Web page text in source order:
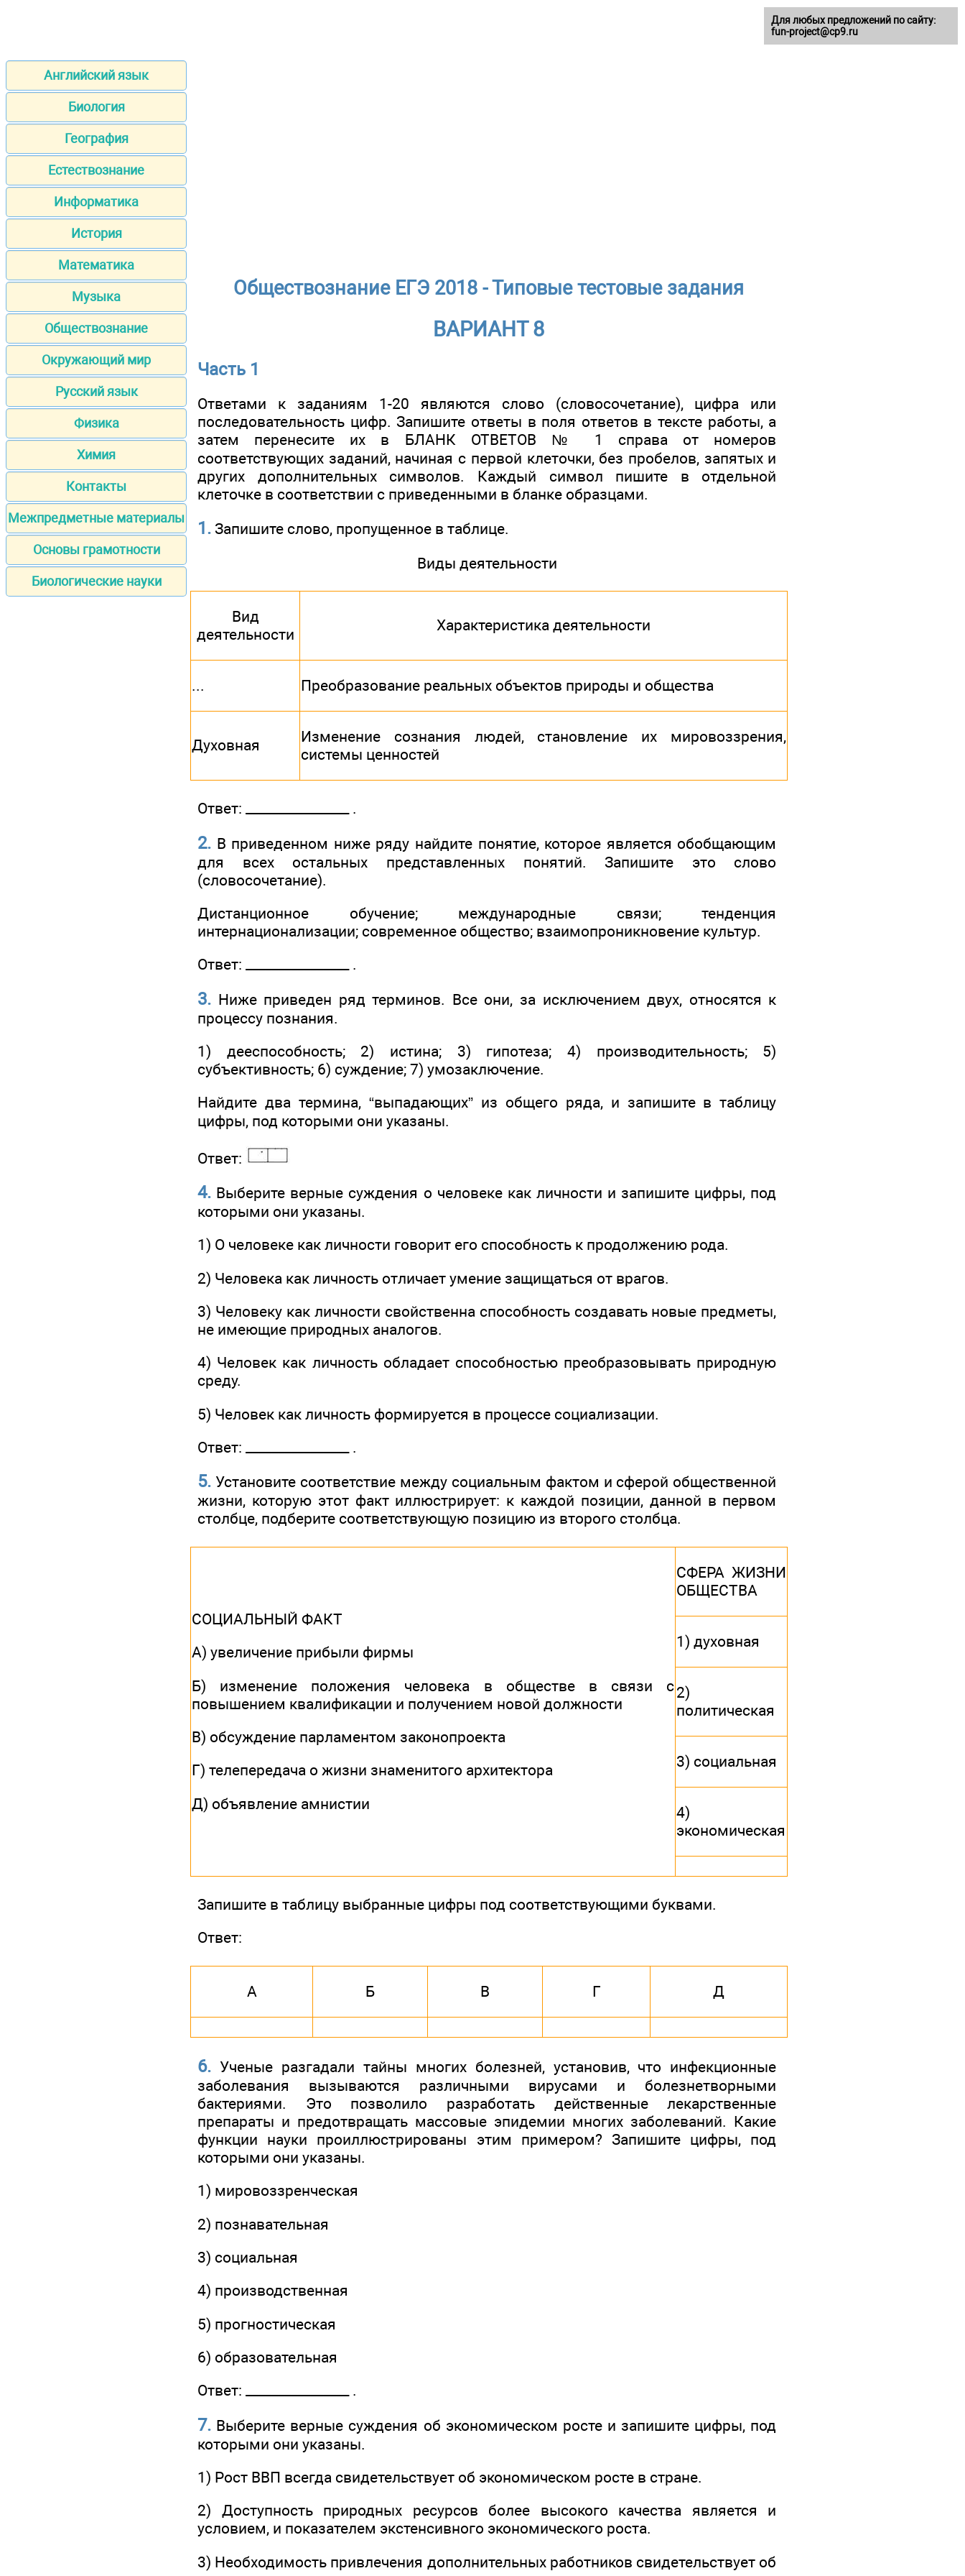
Английский язык
Биология
География
Естествознание
Информатика
История
Математика
Музыка
Обществознание
Окружающий мир
Русский язык
Физика
Химия
Контакты
Межпредметные материалы
Основы грамотности
Биологические науки
Обществознание ЕГЭ 2018 - Типовые тестовые задания
ВАРИАНТ 8
Часть 1
Ответами к заданиям 1-20 являются слово (словосочетание), цифра или
последовательность цифр. Запишите ответы в поля ответов в тексте работы, а
затем перенесите их в БЛАНК ОТВЕТОВ № 1 справа от номеров
соответствующих заданий, начиная с первой клеточки, без пробелов, запятых и
других дополнительных символов. Каждый символ пишите в отдельной
клеточке в соответствии с приведенными в бланке образцами.
1. Запишите слово, пропущенное в таблице.
Виды деятельности
Вид
деятельности
Характеристика деятельности
... Преобразование реальных объектов природы и общества
Духовная
Изменение сознания людей, становление их мировоззрения,
системы ценностей
Ответ: ________________ .
2. В приведенном ниже ряду найдите понятие, которое является обобщающим
для всех остальных представленных понятий. Запишите это слово
(словосочетание).
Дистанционное обучение; международные связи; тенденция
интернационализации; современное общество; взаимопроникновение культур.
Ответ: ________________ .
3. Ниже приведен ряд терминов. Все они, за исключением двух, относятся к
процессу познания.
1) дееспособность; 2) истина; 3) гипотеза; 4) производительность; 5)
субъективность; 6) суждение; 7) умозаключение.
Найдите два термина, “выпадающих” из общего ряда, и запишите в таблицу
цифры, под которыми они указаны.
Ответ:
4. Выберите верные суждения о человеке как личности и запишите цифры, под
которыми они указаны.
1) О человеке как личности говорит его способность к продолжению рода.
2) Человека как личность отличает умение защищаться от врагов.
3) Человеку как личности свойственна способность создавать новые предметы,
не имеющие природных аналогов.
4) Человек как личность обладает способностью преобразовывать природную
среду.
5) Человек как личность формируется в процессе социализации.
Ответ: ________________ .
5. Установите соответствие между социальным фактом и сферой общественной
жизни, которую этот факт иллюстрирует: к каждой позиции, данной в первом
столбце, подберите соответствующую позицию из второго столбца.
СОЦИАЛЬНЫЙ ФАКТ
А) увеличение прибыли фирмы
Б) изменение положения человека в обществе в связи с
повышением квалификации и получением новой должности
В) обсуждение парламентом законопроекта
Г) телепередача о жизни знаменитого архитектора
Д) объявление амнистии
СФЕРА ЖИЗНИ
ОБЩЕСТВА
1) духовная
2)
политическая
3) социальная
4)
экономическая
Запишите в таблицу выбранные цифры под соответствующими буквами.
Ответ:
А Б В Г Д
6. Ученые разгадали тайны многих болезней, установив, что инфекционные
заболевания вызываются различными вирусами и болезнетворными
бактериями. Это позволило разработать действенные лекарственные
препараты и предотвращать массовые эпидемии многих заболеваний. Какие
функции науки проиллюстрированы этим примером? Запишите цифры, под
которыми они указаны.
1) мировоззренческая
2) познавательная
3) социальная
4) производственная
5) прогностическая
6) образовательная
Ответ: ________________ .
7. Выберите верные суждения об экономическом росте и запишите цифры, под
которыми они указаны.
1) Рост ВВП всегда свидетельствует об экономическом росте в стране.
2) Доступность природных ресурсов более высокого качества является и
условием, и показателем экстенсивного экономического роста.
3) Необходимость привлечения дополнительных работников свидетельствует об
Для любых предложений по сайту:
fun-project@cp9.ru